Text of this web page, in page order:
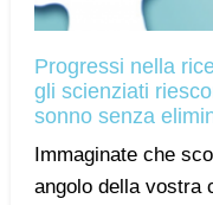
Progressi nella
gli scienziati
sonno senza
Immaginate che
angolo della vostra